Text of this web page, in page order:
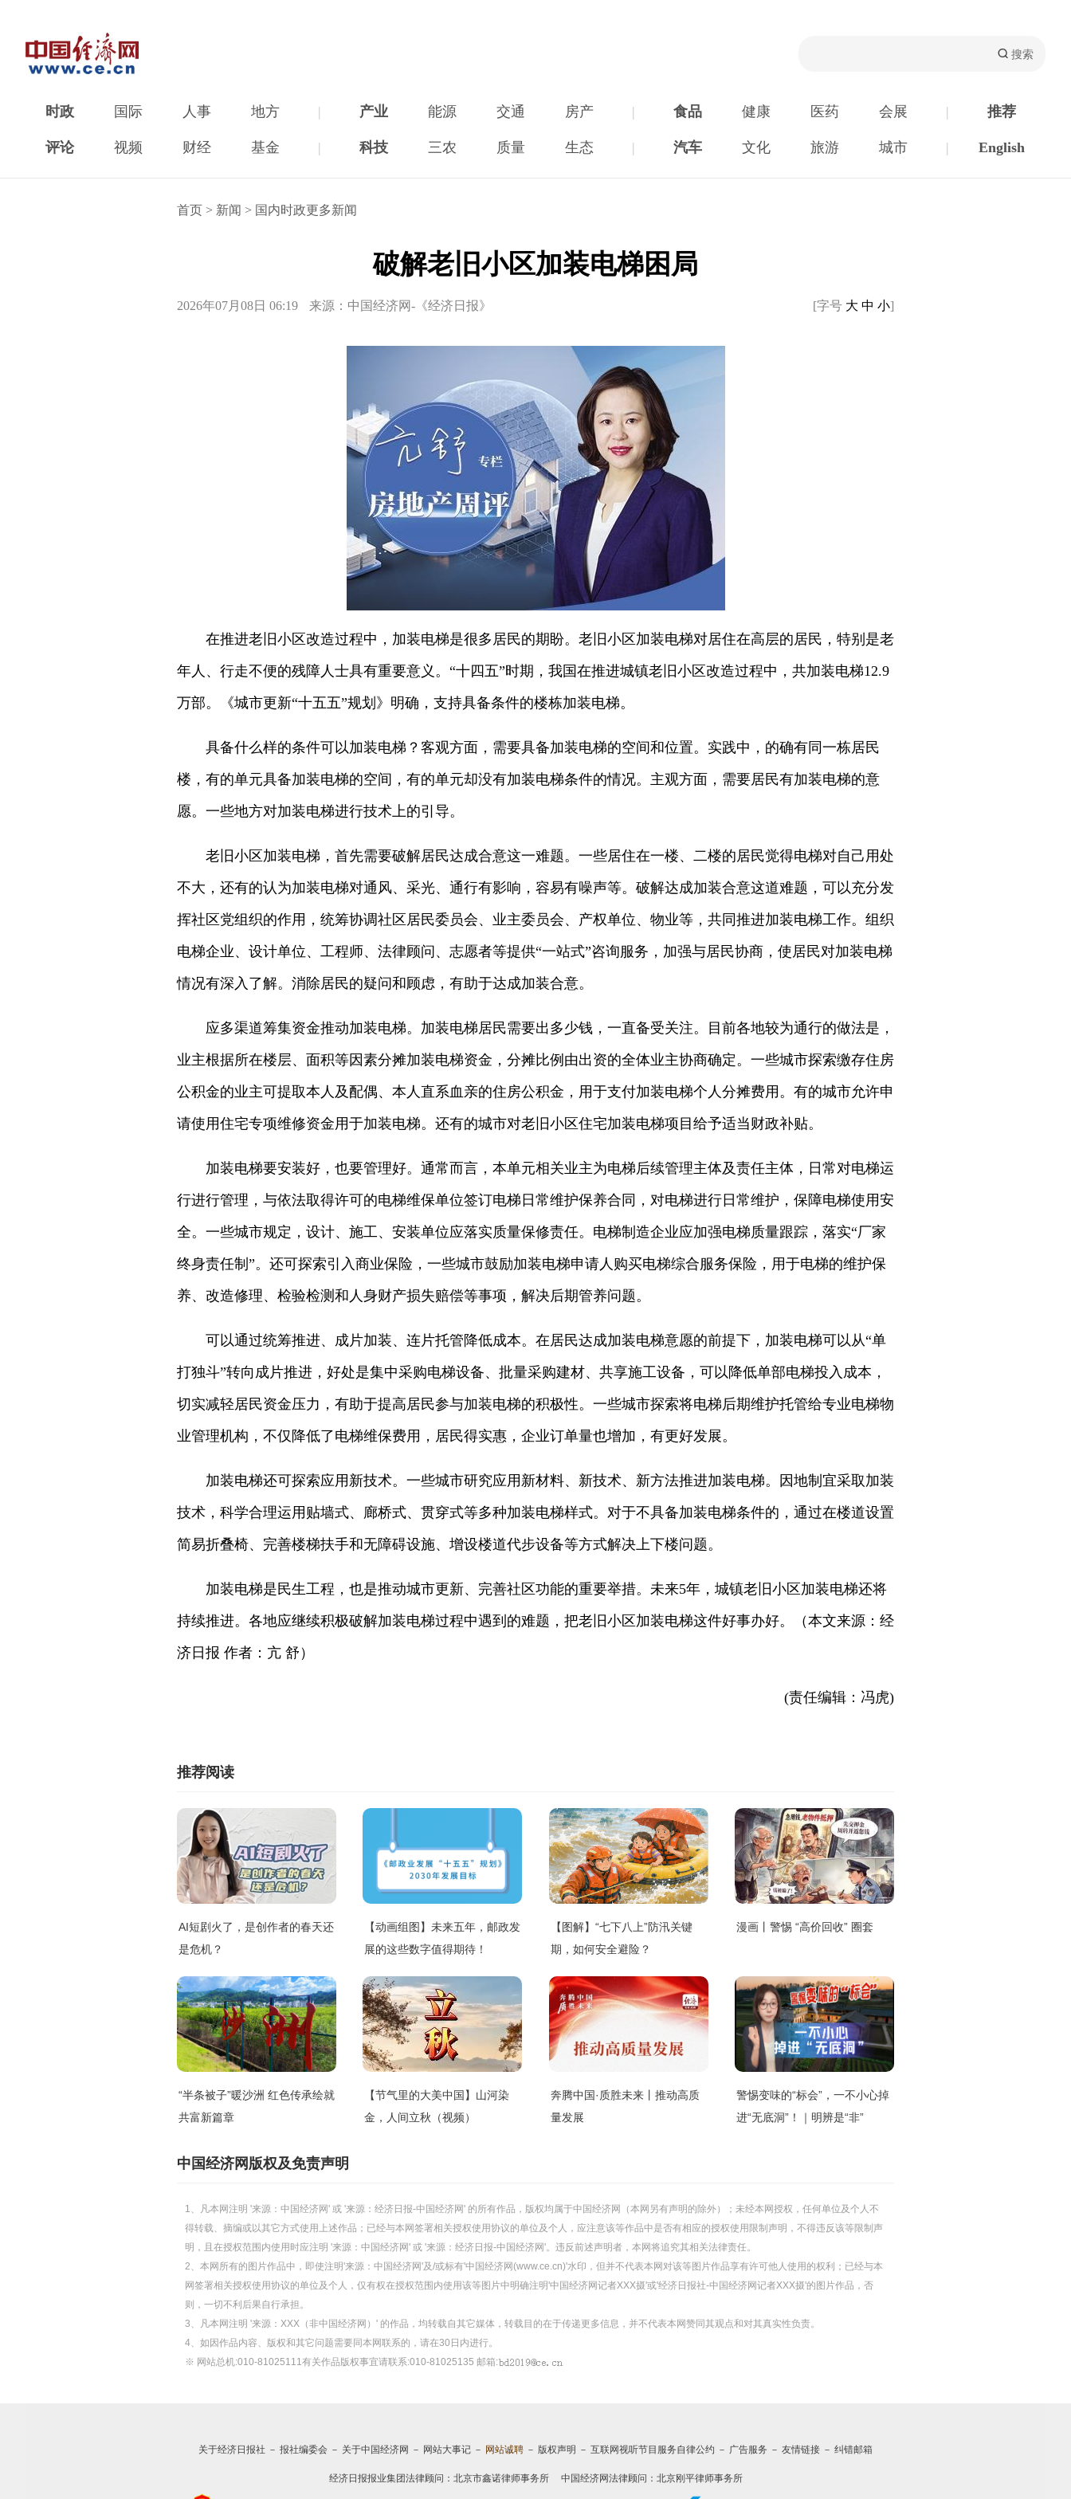
时政 国际 人事 地方 | 产业 能源 交通 房产 | 食品 健康 医药 会展 | 推荐
评论 视频 财经 基金 | 科技 三农 质量 生态 | 汽车 文化 旅游 城市 | English
首页 > 新闻 > 国内时政更多新闻
破解老旧小区加装电梯困局
2026年07月08日 06:19 来源：中国经济网-《经济日报》 [字号 大 中 小]
在推进老旧小区改造过程中，加装电梯是很多居民的期盼。老旧小区加装电梯对居住在高层的居民，特别是老
年人、行走不便的残障人士具有重要意义。“十四五”时期，我国在推进城镇老旧小区改造过程中，共加装电梯12.9
万部。《城市更新“十五五”规划》明确，支持具备条件的楼栋加装电梯。
具备什么样的条件可以加装电梯？客观方面，需要具备加装电梯的空间和位置。实践中，的确有同一栋居民
楼，有的单元具备加装电梯的空间，有的单元却没有加装电梯条件的情况。主观方面，需要居民有加装电梯的意
愿。一些地方对加装电梯进行技术上的引导。
老旧小区加装电梯，首先需要破解居民达成合意这一难题。一些居住在一楼、二楼的居民觉得电梯对自己用处
不大，还有的认为加装电梯对通风、采光、通行有影响，容易有噪声等。破解达成加装合意这道难题，可以充分发
挥社区党组织的作用，统筹协调社区居民委员会、业主委员会、产权单位、物业等，共同推进加装电梯工作。组织
电梯企业、设计单位、工程师、法律顾问、志愿者等提供“一站式”咨询服务，加强与居民协商，使居民对加装电梯
情况有深入了解。消除居民的疑问和顾虑，有助于达成加装合意。
应多渠道筹集资金推动加装电梯。加装电梯居民需要出多少钱，一直备受关注。目前各地较为通行的做法是，
业主根据所在楼层、面积等因素分摊加装电梯资金，分摊比例由出资的全体业主协商确定。一些城市探索缴存住房
公积金的业主可提取本人及配偶、本人直系血亲的住房公积金，用于支付加装电梯个人分摊费用。有的城市允许申
请使用住宅专项维修资金用于加装电梯。还有的城市对老旧小区住宅加装电梯项目给予适当财政补贴。
加装电梯要安装好，也要管理好。通常而言，本单元相关业主为电梯后续管理主体及责任主体，日常对电梯运
行进行管理，与依法取得许可的电梯维保单位签订电梯日常维护保养合同，对电梯进行日常维护，保障电梯使用安
全。一些城市规定，设计、施工、安装单位应落实质量保修责任。电梯制造企业应加强电梯质量跟踪，落实“厂家
终身责任制”。还可探索引入商业保险，一些城市鼓励加装电梯申请人购买电梯综合服务保险，用于电梯的维护保
养、改造修理、检验检测和人身财产损失赔偿等事项，解决后期管养问题。
可以通过统筹推进、成片加装、连片托管降低成本。在居民达成加装电梯意愿的前提下，加装电梯可以从“单
打独斗”转向成片推进，好处是集中采购电梯设备、批量采购建材、共享施工设备，可以降低单部电梯投入成本，
切实减轻居民资金压力，有助于提高居民参与加装电梯的积极性。一些城市探索将电梯后期维护托管给专业电梯物
业管理机构，不仅降低了电梯维保费用，居民得实惠，企业订单量也增加，有更好发展。
加装电梯还可探索应用新技术。一些城市研究应用新材料、新技术、新方法推进加装电梯。因地制宜采取加装
技术，科学合理运用贴墙式、廊桥式、贯穿式等多种加装电梯样式。对于不具备加装电梯条件的，通过在楼道设置
简易折叠椅、完善楼梯扶手和无障碍设施、增设楼道代步设备等方式解决上下楼问题。
加装电梯是民生工程，也是推动城市更新、完善社区功能的重要举措。未来5年，城镇老旧小区加装电梯还将
持续推进。各地应继续积极破解加装电梯过程中遇到的难题，把老旧小区加装电梯这件好事办好。（本文来源：经
济日报 作者：亢 舒）
(责任编辑：冯虎)
推荐阅读
AI短剧火了，是创作者的春天还
是危机？
【动画组图】未来五年，邮政发
展的这些数字值得期待！
【图解】“七下八上”防汛关键
期，如何安全避险？
漫画丨警惕 “高价回收” 圈套
“半条被子”暖沙洲 红色传承绘就
共富新篇章
【节气里的大美中国】山河染
金，人间立秋（视频）
奔腾中国·质胜未来丨推动高质
量发展
警惕变味的“标会”，一不小心掉
进“无底洞”！｜明辨是“非”
中国经济网版权及免责声明
1、凡本网注明 '来源：中国经济网' 或 '来源：经济日报-中国经济网' 的所有作品，版权均属于中国经济网（本网另有声明的除外）；未经本网授权，任何单位及个人不
得转载、摘编或以其它方式使用上述作品；已经与本网签署相关授权使用协议的单位及个人，应注意该等作品中是否有相应的授权使用限制声明，不得违反该等限制声
明，且在授权范围内使用时应注明 '来源：中国经济网' 或 '来源：经济日报-中国经济网'。违反前述声明者，本网将追究其相关法律责任。
2、本网所有的图片作品中，即使注明'来源：中国经济网'及/或标有'中国经济网(www.ce.cn)'水印，但并不代表本网对该等图片作品享有许可他人使用的权利；已经与本
网签署相关授权使用协议的单位及个人，仅有权在授权范围内使用该等图片中明确注明'中国经济网记者XXX摄'或'经济日报社-中国经济网记者XXX摄'的图片作品，否
则，一切不利后果自行承担。
3、凡本网注明 '来源：XXX（非中国经济网）' 的作品，均转载自其它媒体，转载目的在于传递更多信息，并不代表本网赞同其观点和对其真实性负责。
4、如因作品内容、版权和其它问题需要同本网联系的，请在30日内进行。
※ 网站总机:010-81025111有关作品版权事宜请联系:010-81025135 邮箱:
关于经济日报社 － 报社编委会 － 关于中国经济网 － 网站大事记 － 网站诚聘 － 版权声明 － 互联网视听节目服务自律公约 － 广告服务 － 友情链接 － 纠错邮箱
经济日报报业集团法律顾问： 北京市鑫诺律师事务所中国经济网法律顾问：北京刚平律师事务所